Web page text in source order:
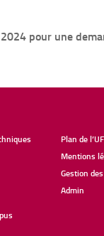
pour une
Plan de
Mentions
Gestion
Admin